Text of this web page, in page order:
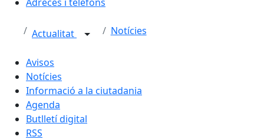
Actualitat Notícies
Avisos
Notícies
Informació a la ciutadania
Agenda
Butlletí digital
RSS